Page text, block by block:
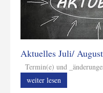
Aktuelles Juli/
Termin(e) und
weiter lesen